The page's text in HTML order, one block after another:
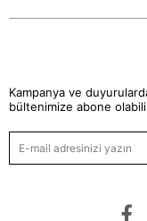
Kampanya ve
bültenimize abone